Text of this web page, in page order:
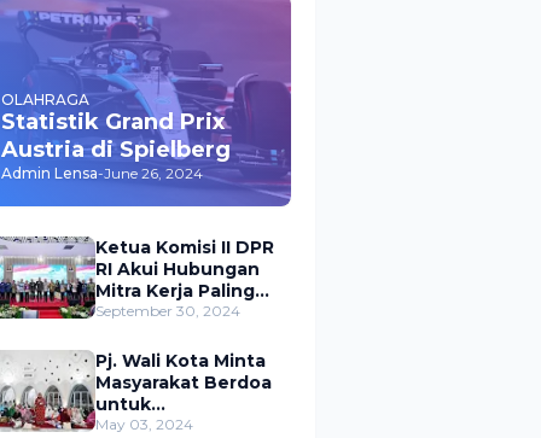
OLAHRAGA
Statistik Grand Prix
Austria di Spielberg
Admin Lensa-June 26, 2024
Ketua Komisi II DPR
RI Akui Hubungan
Mitra Kerja Paling
Akrab dengan
ATR/BPN
September 30, 2024
Pj. Wali Kota Minta
Masyarakat Berdoa
untuk
Pangkalpinang,
May 03, 2024